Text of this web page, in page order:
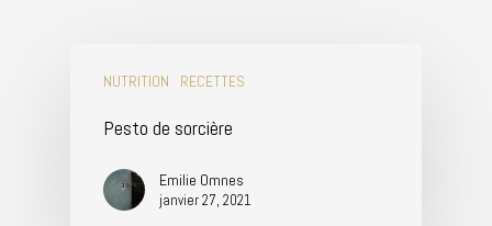
NUTRITION RECETTES
Pesto de sorcière
Emilie Omnes
janvier 27, 2021